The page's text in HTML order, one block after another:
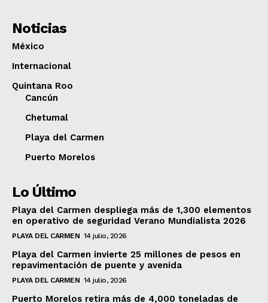
Noticias
México
Internacional
Quintana Roo
Cancún
Chetumal
Playa del Carmen
Puerto Morelos
Lo Último
Playa del Carmen despliega más de 1,300 elementos
en operativo de seguridad Verano Mundialista 2026
PLAYA DEL CARMEN 14 julio, 2026
Playa del Carmen invierte 25 millones de pesos en
repavimentación de puente y avenida
PLAYA DEL CARMEN 14 julio, 2026
Puerto Morelos retira más de 4,000 toneladas de